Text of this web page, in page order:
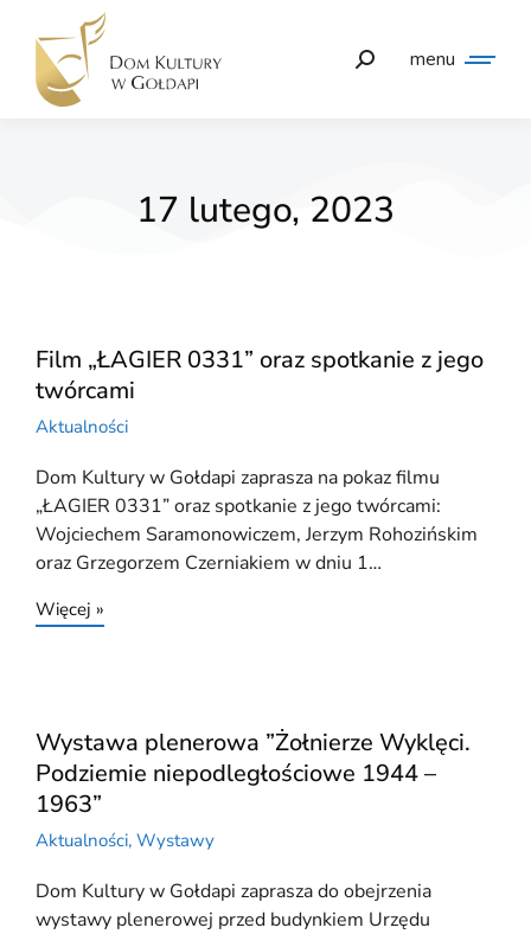
menu
17 lutego, 2023
Film „ŁAGIER 0331” oraz spotkanie z jego
twórcami
Aktualności
Dom Kultury w Gołdapi zaprasza na pokaz filmu
„ŁAGIER 0331” oraz spotkanie z jego twórcami:
Wojciechem Saramonowiczem, Jerzym Rohozińskim
oraz Grzegorzem Czerniakiem w dniu 1…
Więcej »
Wystawa plenerowa ”Żołnierze Wyklęci.
Podziemie niepodległościowe 1944 –
1963”
Aktualności, Wystawy
Dom Kultury w Gołdapi zaprasza do obejrzenia
wystawy plenerowej przed budynkiem Urzędu